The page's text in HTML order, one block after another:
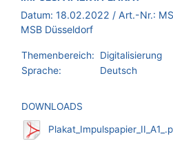
Datum: 18.02.2022 / Art.-Nr.:
MSB Düsseldorf
Themenbereich:
Digitalisierung
Sprache:
Deutsch
DOWNLOADS